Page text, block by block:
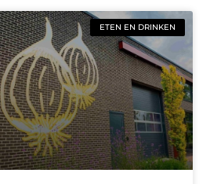
ETEN EN DRINKEN